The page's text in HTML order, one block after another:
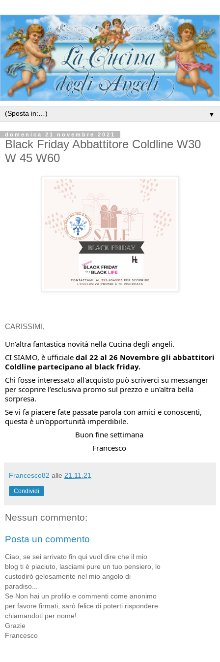
▼
domenica 21 novembre 2021
Black Friday Abbattitore Coldline W30
W 45 W60
CARISSIMI,
Un'altra fantastica novità nella Cucina degli angeli.
CI SIAMO, è ufficiale dal 22 al 26 Novembre gli abbattitori
Coldline partecipano al black friday.
Chi fosse interessato all'acquisto può scriverci su messanger
per scoprire l’esclusiva promo sul prezzo e un'altra bella
sorpresa.
Se vi fa piacere fate passate parola con amici e conoscenti,
questa è un'opportunità imperdibile.
Buon fine settimana
Francesco
Francesco82 alle 21.11.21
Condividi
Nessun commento:
Posta un commento
Ciao, se sei arrivato fin qui vuol dire che il mio
blog ti è piaciuto, lasciami pure un tuo pensiero, lo
custodirò gelosamente nel mio angolo di
paradiso...
Se Non hai un profilo e commenti come anonimo
per favore firmati, sarò felice di poterti rispondere
chiamandoti per nome!
Grazie
Francesco